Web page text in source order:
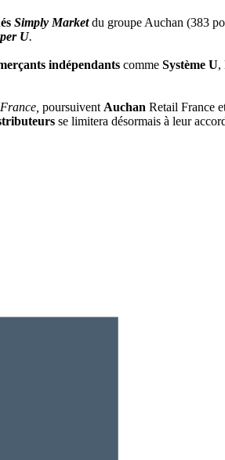
Simply Marketdu groupe Auchan (383
U.
indépendants comme Système U,
poursuivent Auchan Retail France
se limitera désormais à leur